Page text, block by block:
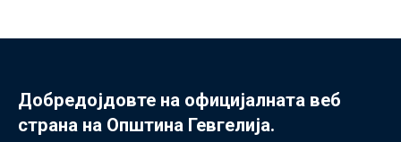
Добредојдовте на официјалната веб
страна на Општина Гевгелија.